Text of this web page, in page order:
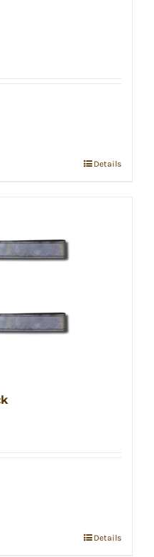
Details
Details